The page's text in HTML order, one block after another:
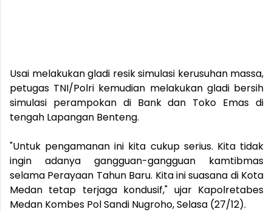
Usai melakukan gladi resik simulasi kerusuhan massa,
petugas TNI/Polri kemudian melakukan gladi bersih
simulasi perampokan di Bank dan Toko Emas di
tengah Lapangan Benteng.
"Untuk pengamanan ini kita cukup serius. Kita tidak
ingin adanya gangguan-gangguan kamtibmas
selama Perayaan Tahun Baru. Kita ini suasana di Kota
Medan tetap terjaga kondusif," ujar Kapolretabes
Medan Kombes Pol Sandi Nugroho, Selasa (27/12).